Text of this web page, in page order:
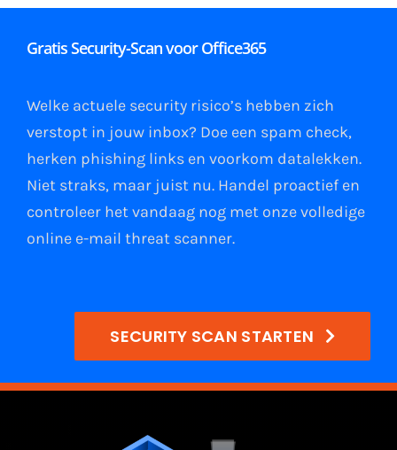
Gratis Security-Scan voor Office365
Welke actuele security risico’s hebben zich
verstopt in jouw inbox? Doe een spam check,
herken phishing linksen voorkom datalekken.
Niet straks, maar juist nu. Handel proactief en
controleer het vandaag nog met onze volledige
online e-mail threat scanner.
SECURITY SCAN STARTEN